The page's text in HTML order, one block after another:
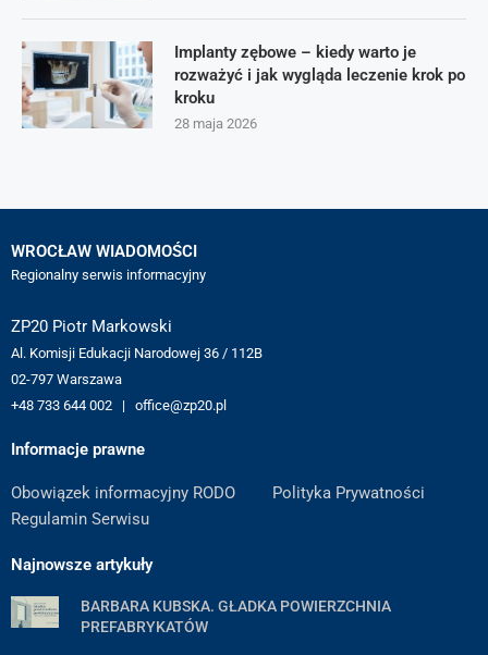
Implanty zębowe – kiedy warto je
rozważyć i jak wygląda leczenie krok po
kroku
28 maja 2026
WROCŁAW WIADOMOŚCI
Regionalny serwis informacyjny
ZP20 Piotr Markowski
Al. Komisji Edukacji Narodowej 36 / 112B
02-797 Warszawa
+48 733 644 002 | office@zp20.pl
Informacje prawne
Obowiązek informacyjny RODO
Polityka Prywatności
Regulamin Serwisu
Najnowsze artykuły
BARBARA KUBSKA. GŁADKA POWIERZCHNIA
PREFABRYKATÓW